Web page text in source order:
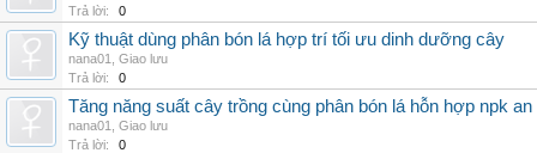
Trả lời:
0
Kỹ thuật dùng phân bón lá hợp trí tối ưu dinh dưỡng cây
nana01
Giao lưu
Trả lời:
0
Tăng năng suất cây trồng cùng phân bón lá hỗn hợp npk an
nana01
Giao lưu
Trả lời:
0